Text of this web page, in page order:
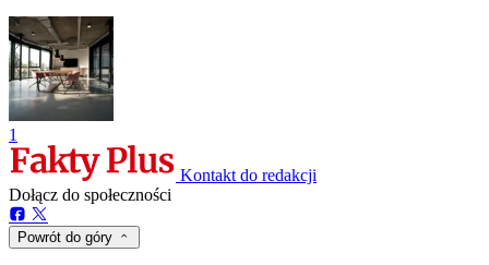
1
Kontakt do redakcji
Dołącz do społeczności
Powrót do góry